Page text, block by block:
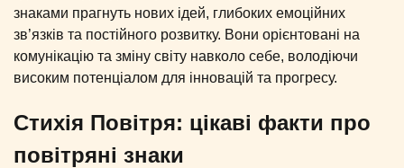
знаками прагнуть нових ідей, глибоких емоційних
зв’язків та постійного розвитку. Вони орієнтовані на
комунікацію та зміну світу навколо себе, володіючи
високим потенціалом для інновацій та прогресу.
Стихія Повітря: цікаві факти про
повітряні знаки